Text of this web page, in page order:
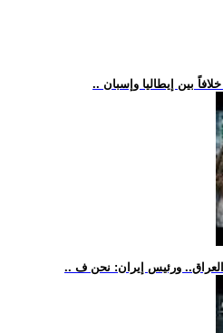
بين إيطاليا وإسبان
العراق.. ورئيس إيران: نحن ف